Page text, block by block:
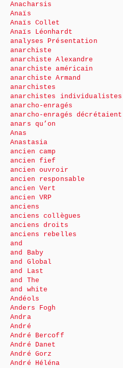
Anacharsis
Anaïs
Anaïs Collet
Anaïs Léonhardt
analyses Présentation
anarchiste
anarchiste Alexandre
anarchiste américain
anarchiste Armand
anarchistes
anarchistes individualistes
anarcho-enragés
anarcho-enragés décrétaient
anars qu’on
Anas
Anastasia
ancien camp
ancien fief
ancien ouvroir
ancien responsable
ancien Vert
ancien VRP
anciens
anciens collègues
anciens droits
anciens rebelles
and
and Baby
and Global
and Last
and The
and white
Andéols
Anders Fogh
Andra
André
André Bercoff
André Danet
André Gorz
André Héléna